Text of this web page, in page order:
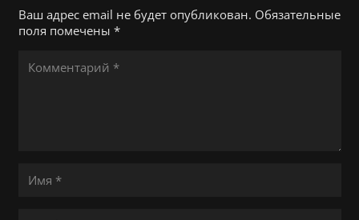
Ваш адрес email не будет опубликован. Обязательные
поля помечены *